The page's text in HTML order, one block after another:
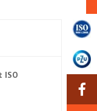
ISO